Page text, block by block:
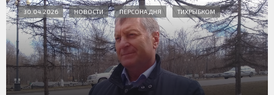
30.04.2026 НОВОСТИ ПЕРСОНА ДНЯ ТИХРЫБКОМ